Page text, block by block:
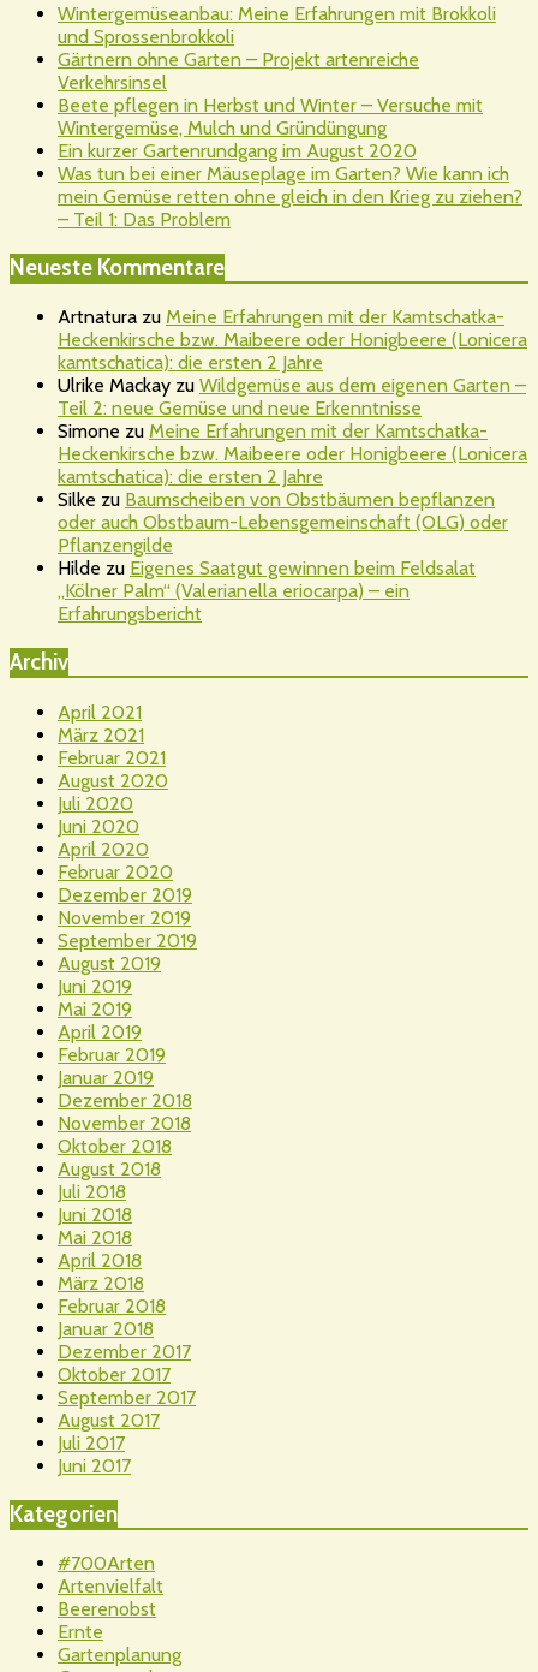
Wintergemüseanbau: Meine Erfahrungen mit Brokkoli
und Sprossenbrokkoli
Gärtnern ohne Garten – Projekt artenreiche
Verkehrsinsel
Beete pflegen in Herbst und Winter – Versuche mit
Wintergemüse, Mulch und Gründüngung
Ein kurzer Gartenrundgang im August 2020
Was tun bei einer Mäuseplage im Garten? Wie kann ich
mein Gemüse retten ohne gleich in den Krieg zu ziehen?
– Teil 1: Das Problem
Neueste Kommentare
Artnatura zu Meine Erfahrungen mit der Kamtschatka-
Heckenkirsche bzw. Maibeere oder Honigbeere (Lonicera
kamtschatica): die ersten 2 Jahre
Ulrike Mackay zu Wildgemüse aus dem eigenen Garten –
Teil 2: neue Gemüse und neue Erkenntnisse
Simone zu Meine Erfahrungen mit der Kamtschatka-
Heckenkirsche bzw. Maibeere oder Honigbeere (Lonicera
kamtschatica): die ersten 2 Jahre
Silke zu Baumscheiben von Obstbäumen bepflanzen
oder auch Obstbaum-Lebensgemeinschaft (OLG) oder
Pflanzengilde
Hilde zu Eigenes Saatgut gewinnen beim Feldsalat
„Kölner Palm“ (Valerianella eriocarpa) – ein
Erfahrungsbericht
Archiv
April 2021
März 2021
Februar 2021
August 2020
Juli 2020
Juni 2020
April 2020
Februar 2020
Dezember 2019
November 2019
September 2019
August 2019
Juni 2019
Mai 2019
April 2019
Februar 2019
Januar 2019
Dezember 2018
November 2018
Oktober 2018
August 2018
Juli 2018
Juni 2018
Mai 2018
April 2018
März 2018
Februar 2018
Januar 2018
Dezember 2017
Oktober 2017
September 2017
August 2017
Juli 2017
Juni 2017
Kategorien
#700Arten
Artenvielfalt
Beerenobst
Ernte
Gartenplanung